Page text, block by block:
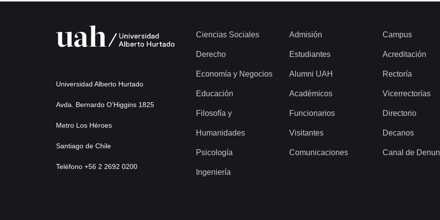
Universidad Alberto Hurtado
Avda. Bernardo O’Higgins 1825
Metro Los Héroes
Santiago de Chile
Teléfono +56 2 2692 0200
Ciencias Sociales
Derecho
Economía y Negocios
Educación
Filosofía y
Humanidades
Psicología
Ingeniería
Admisión
Estudiantes
Alumni UAH
Académicos
Funcionarios
Visitantes
Comunicaciones
Campus
Acreditación
Rectoría
Vicerrectorías
Directorio
Decanos
Canal de